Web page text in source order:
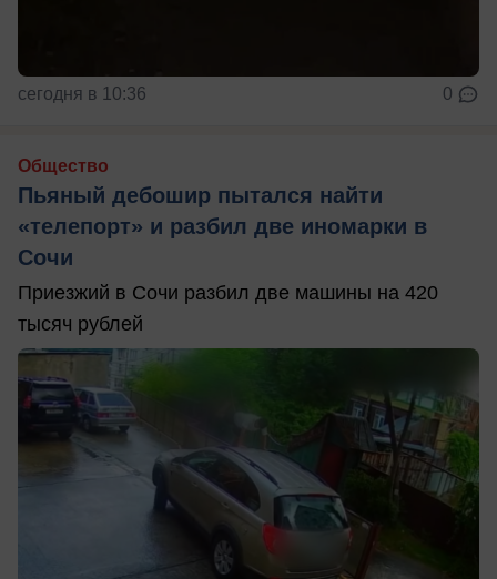
сегодня в 10:36 0
Общество
Пьяный дебошир пытался найти
«телепорт» и разбил две иномарки в
Сочи
Приезжий в Сочи разбил две машины на 420
тысяч рублей